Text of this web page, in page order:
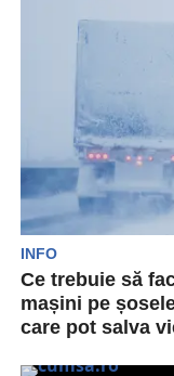
INFO
Ce trebuie să
mașini pe
care pot salva